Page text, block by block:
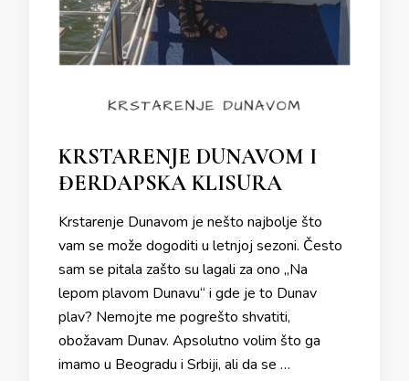
KRSTARENJE DUNAVOM I
ĐERDAPSKA KLISURA
Krstarenje Dunavom je nešto najbolje što
vam se može dogoditi u letnjoj sezoni. Često
sam se pitala zašto su lagali za ono „Na
lepom plavom Dunavu“ i gde je to Dunav
plav? Nemojte me pogrešto shvatiti,
obožavam Dunav. Apsolutno volim što ga
imamo u Beogradu i Srbiji, ali da se …